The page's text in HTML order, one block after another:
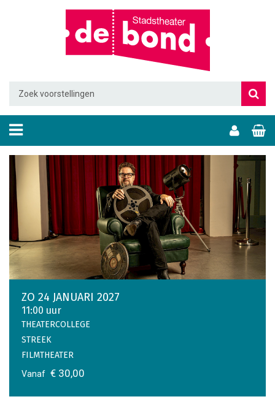
ZO 24 JANUARI 2027
11:00 uur
THEATERCOLLEGE
STREEK
FILMTHEATER
Vanaf € 30,00